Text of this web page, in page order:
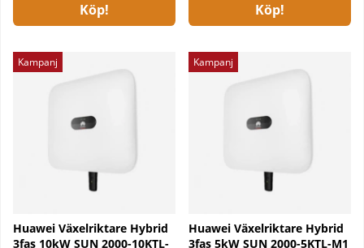
Köp! Köp!
Kampanj
Huawei Växelriktare Hybrid
3fas 10kW SUN 2000-10KTL-
Kampanj
Huawei Växelriktare Hybrid
3fas 5kW SUN 2000-5KTL-M1